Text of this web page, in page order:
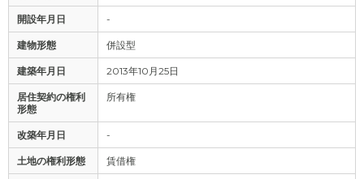
開設年月日 -
建物形態 併設型
建築年月日 2013年10月25日
居住契約の権利
形態
所有権
改築年月日 -
土地の権利形態 賃借権